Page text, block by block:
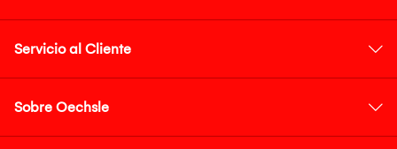
Servicio al Cliente
Sobre Oechsle